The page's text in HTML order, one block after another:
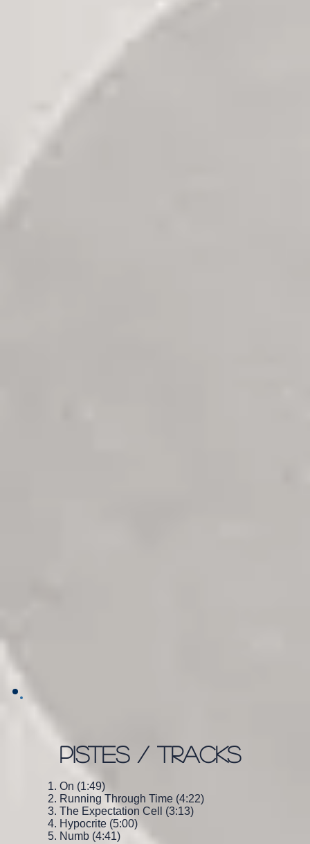
PISTES / TRACKS
On (1:49)
Running Through Time (4:22)
The Expectation Cell (3:13)
Hypocrite (5:00)
Numb (4:41)